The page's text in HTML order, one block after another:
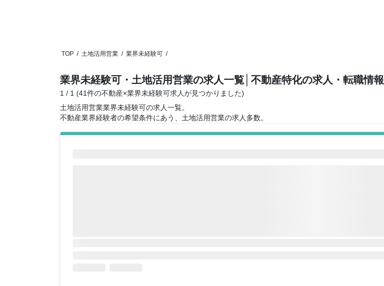
TOP / 土地活用営業 / 業界未経験可 /
業界未経験可・土地活用営業の求人一覧 │不動産特化の求人・転職情報
1 / 1 (41件の不動産×業界未経験可求人が見つかりました)
土地活用営業業界未経験可の求人一覧。
不動産業界経験者の希望条件にあう、土地活用営業の求人多数。